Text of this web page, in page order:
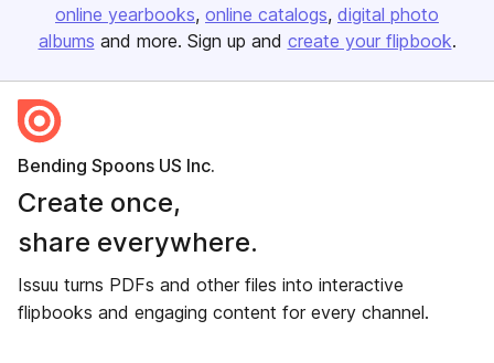
online yearbooks online catalogs digital photo
albums and more. Sign up and create your flipbook.
Bending Spoons US Inc.
Create once,
share everywhere.
Issuu turns PDFs and other files into interactive
flipbooks and engaging content for every channel.